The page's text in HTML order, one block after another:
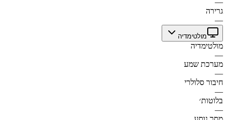
גרירה
—
מולטימדיה
מולטימדיה
—
מערכת שמע
—
חיבור סלולרי
—
בלוטות׳
—